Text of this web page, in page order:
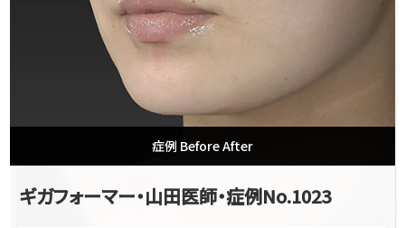
症例 Before After
ギガフォーマー・山田医師・症例No.1023